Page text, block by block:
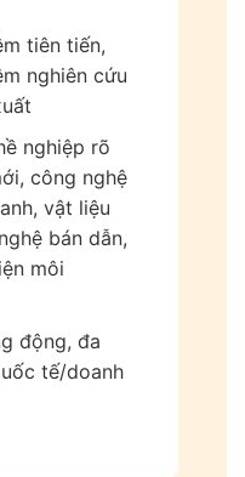
tiên tiến,
nghiên cứu
nghiệp rõ
công nghệ
vật liệu
bán dẫn,
môi
động, đa
tế/doanh